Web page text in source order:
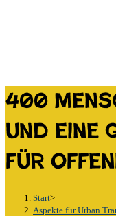
400
und eine
für
Start>
Aspekte für Urban